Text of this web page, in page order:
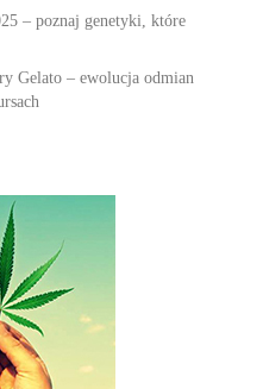
– poznaj genetyki, które
Gelato – ewolucja odmian